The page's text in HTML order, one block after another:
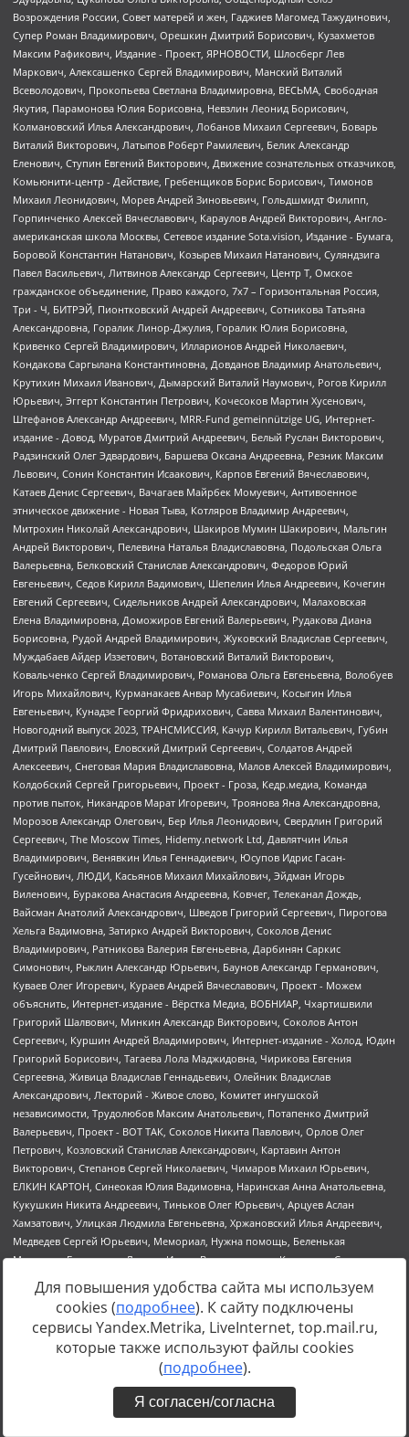
Источник:https://minjust.gov.ru/uploaded/files/reestr-
inostrannyih-agentov-22-03-2024.pdfданные на
Для повышения удобства сайта мы используем
cookies (подробнее). К сайту подключены
сервисы Yandex.Metrika, LiveInternet, top.mail.ru,
которые также используют файлы cookies
(подробнее).
Я согласен/согласна